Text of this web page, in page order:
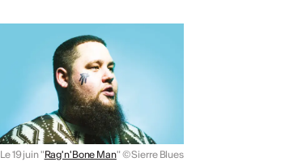
Le 19 juin "Rag'n'Bone Man" © Sierre Blues